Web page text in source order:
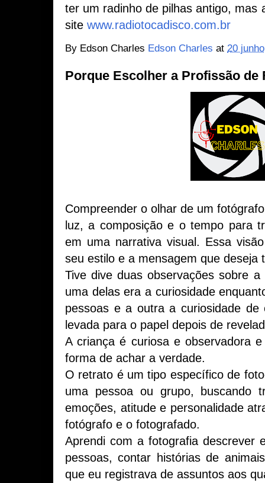
ter um radinho de pilhas antigo, mas
site www.radiotocadisco.com.br
By Edson Charles Edson Charles at 20 junho
Porque Escolher a Profissão de
Compreender o olhar de um
luz, a composição e o tempo para
em uma narrativa visual. Essa
seu estilo e a mensagem que deseja
Tive dive duas observações sobre
uma delas era a curiosidade
pessoas e a outra a curiosidade de
levada para o papel depois de
A criança é curiosa e observadora
forma de achar a verdade.
O retrato é um tipo específico de
uma pessoa ou grupo, buscando
emoções, atitude e personalidade
fotógrafo e o fotografado.
Aprendi com a fotografia descrever
pessoas, contar histórias de
que eu registrava de assuntos aos